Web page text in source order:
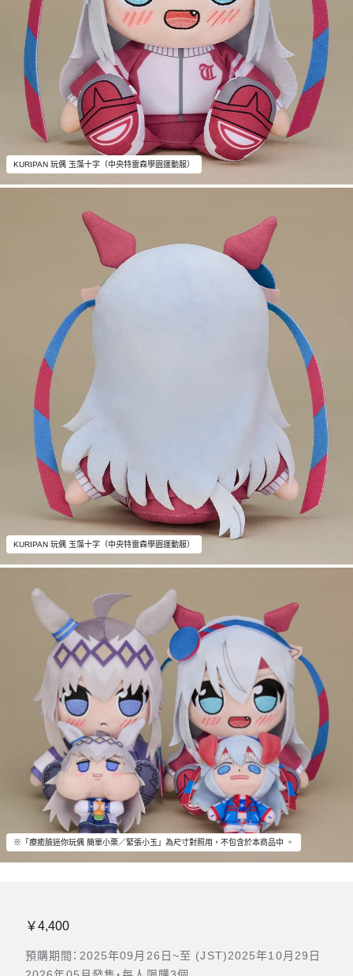
KURIPAN 玩偶 玉藻十字（中央特雷森學園運動服）
KURIPAN 玩偶 玉藻十字（中央特雷森學園運動服）
※「療癒臉迷你玩偶 簡單小栗／緊張小玉」為尺寸對照用，不包含於本商品中 。
￥4,400
預購期間：2025年09月26日~至 (JST)2025年10月29日